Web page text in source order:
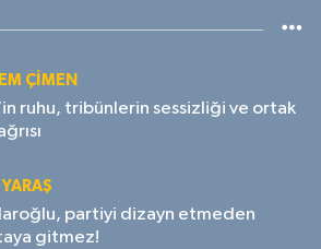
ÇIMEN
ruhu, tribünlerin sessizliği ve ortak
partiyi dizayn etmeden
gitmez!